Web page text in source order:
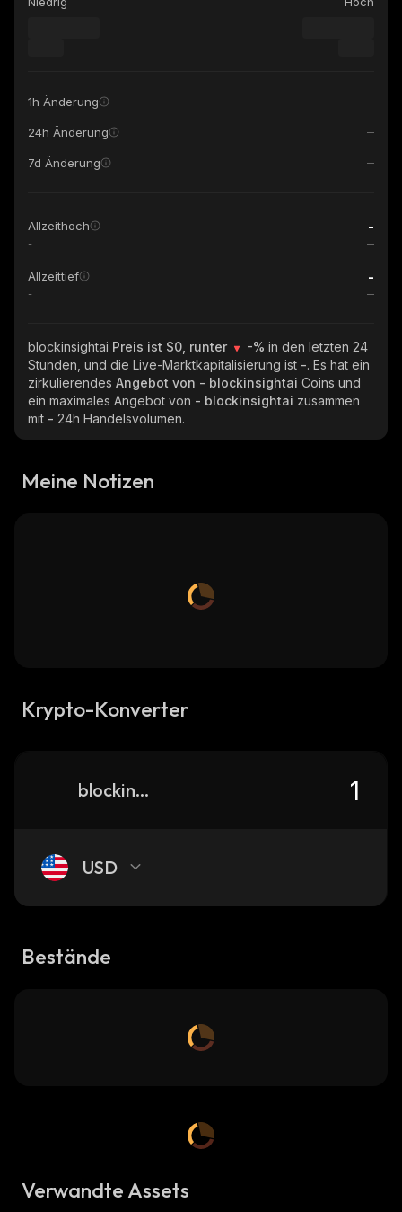
1h Änderung
24h Änderung
7d Änderung
Allzeithoch -
-
Allzeittief -
-
blockinsightai Preis ist $0, runter -% in den letzten 24
Stunden, und die Live-Marktkapitalisierung ist -. Es hat ein
zirkulierendes Angebot von - blockinsightai Coins und
ein maximales Angebot von - blockinsightai zusammen
mit - 24h Handelsvolumen.
Meine Notizen
Krypto-Konverter
blockinsightai
USD
Bestände
Verwandte Assets